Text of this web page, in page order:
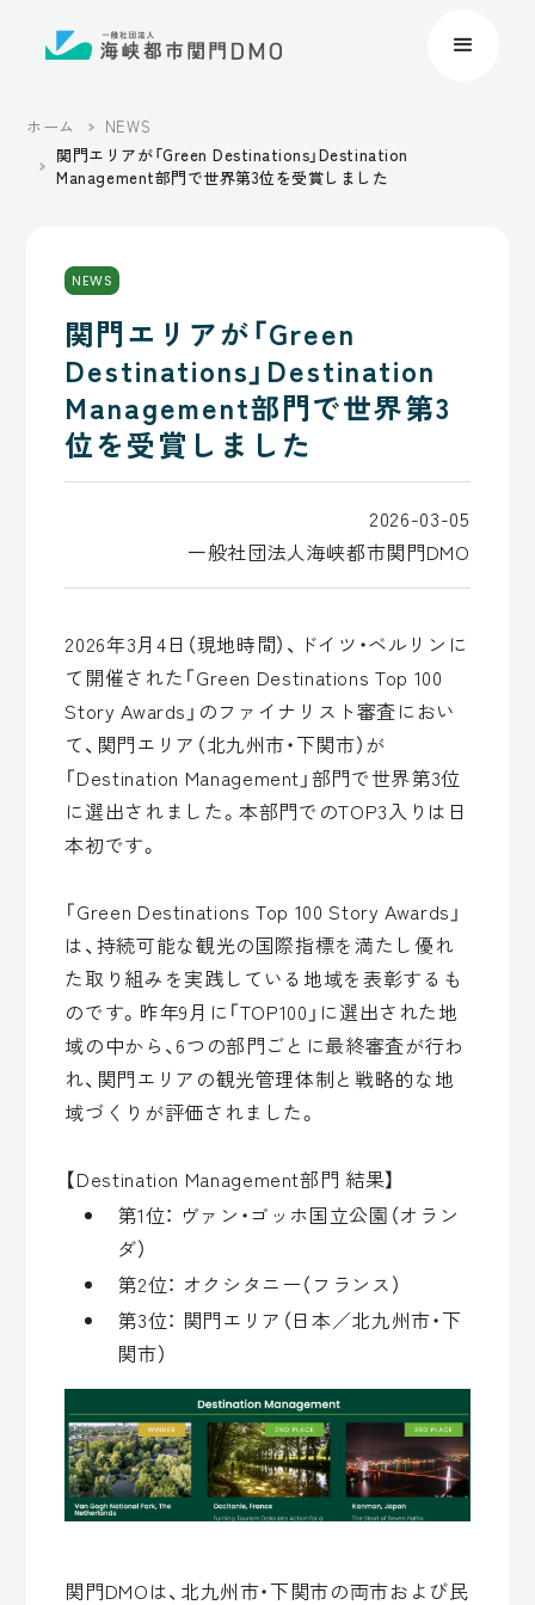
ホーム
NEWS
関門エリアが「Green Destinations」Destination
Management部門で世界第3位を受賞しました
NEWS
関門エリアが「Green
Destinations」Destination
Management部門で世界第3
位を受賞しました
2026-03-05
一般社団法人海峡都市関門DMO
2026年3月4日（現地時間）、ドイツ・ベルリンに
て開催された「Green Destinations Top 100
Story Awards」のファイナリスト審査におい
て、関門エリア（北九州市・下関市）が
「Destination Management」部門で世界第3位
に選出されました。本部門でのTOP3入りは日
本初です。
「Green Destinations Top 100 Story Awards」
は、持続可能な観光の国際指標を満たし優れ
た取り組みを実践している地域を表彰するも
のです。昨年9月に「TOP100」に選出された地
域の中から、6つの部門ごとに最終審査が行わ
れ、関門エリアの観光管理体制と戦略的な地
域づくりが評価されました。
【Destination Management部門 結果】
第1位： ヴァン・ゴッホ国立公園（オラン
ダ）
第2位： オクシタニー（フランス）
第3位： 関門エリア（日本／北九州市・下
関市）
関門DMOは、北九州市・下関市の両市および民